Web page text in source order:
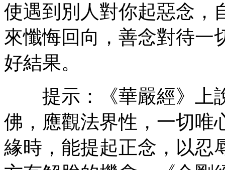
使遇到別人對你起惡念，
來懺悔回向，善念對待一
好結果。
提示：《華嚴經》上
佛，應觀法界性，一切唯
緣時，能提起正念，以忍